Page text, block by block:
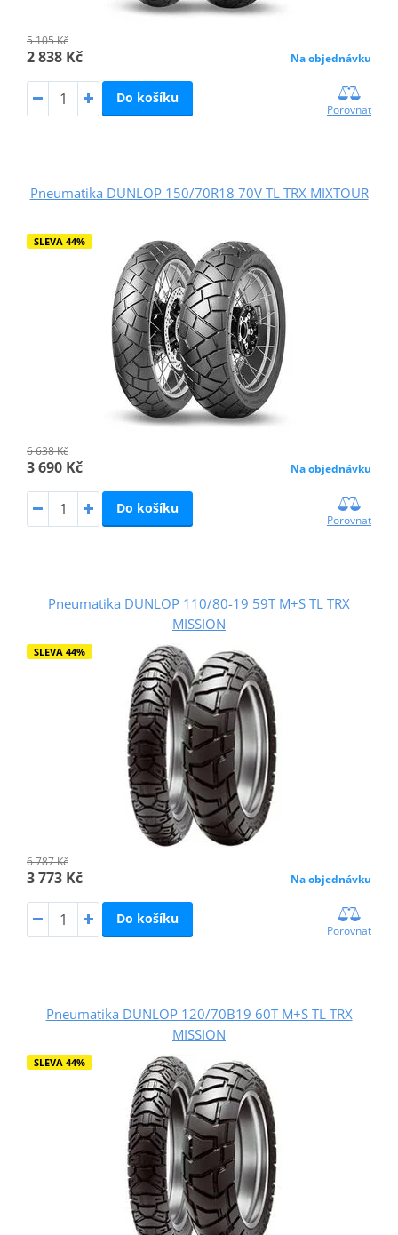
5 105 Kč
2 838 Kč Na objednávku
Do košíku
Porovnat
Pneumatika DUNLOP 150/70R18 70V TL TRX MIXTOUR
SLEVA 44%
6 638 Kč
3 690 Kč Na objednávku
Do košíku
Porovnat
Pneumatika DUNLOP 110/80-19 59T M+S TL TRX
MISSION
SLEVA 44%
6 787 Kč
3 773 Kč Na objednávku
Do košíku
Porovnat
Pneumatika DUNLOP 120/70B19 60T M+S TL TRX
MISSION
SLEVA 44%